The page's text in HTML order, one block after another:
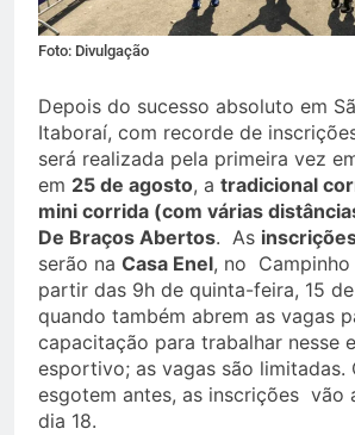
Foto: Divulgação
Depois do sucesso absoluto em
Itaboraí, com recorde de
será realizada pela primeira vez
em 25 de agosto, a tradicional
mini corrida (com várias
De Braços Abertos. As
serão na Casa Enel, no Campinho
partir das 9h de quinta-feira, 15
quando também abrem as vagas
capacitação para trabalhar nesse
esportivo; as vagas são limitadas.
esgotem antes, as inscrições vão
dia 18.